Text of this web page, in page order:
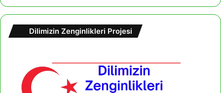
m
Dilimizin Zenginlikleri Projesi